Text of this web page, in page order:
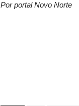
Por portal Novo Norte